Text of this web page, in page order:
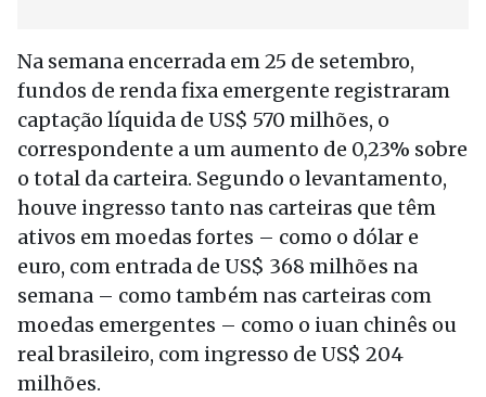
Na semana encerrada em 25 de setembro,
fundos de renda fixa emergente registraram
captação líquida de US$ 570 milhões, o
correspondente a um aumento de 0,23% sobre
o total da carteira. Segundo o levantamento,
houve ingresso tanto nas carteiras que têm
ativos em moedas fortes – como o dólar e
euro, com entrada de US$ 368 milhões na
semana – como também nas carteiras com
moedas emergentes – como o iuan chinês ou
real brasileiro, com ingresso de US$ 204
milhões.